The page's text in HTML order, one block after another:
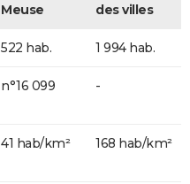
Meuse
des villes
522 hab. 1 994 hab.
n°16 099 -
41 hab/km² 168 hab/km²